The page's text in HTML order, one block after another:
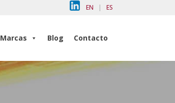
EN | ES
Marcas Blog Contacto